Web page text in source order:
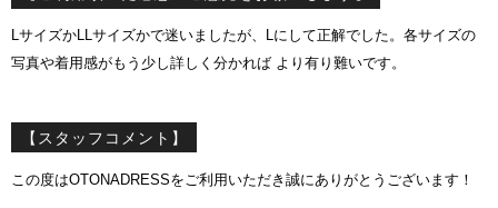
LサイズかLLサイズかで迷いましたが、Lにして正解でした。各サイズの
写真や着用感がもう少し詳しく分かれば より有り難いです。
【スタッフコメント】
この度はOTONADRESSをご利用いただき誠にありがとうございます！